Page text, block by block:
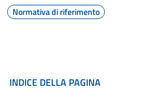
Normativa di riferimento
INDICE DELLA PAGINA